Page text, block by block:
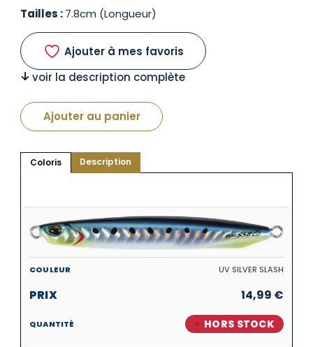
Tailles :7.8cm (Longueur)
Ajouter à mes favoris
voir la description complète
Ajouter au panier
Coloris Description
UV SILVER SLASH
14,99 €
HORS STOCK